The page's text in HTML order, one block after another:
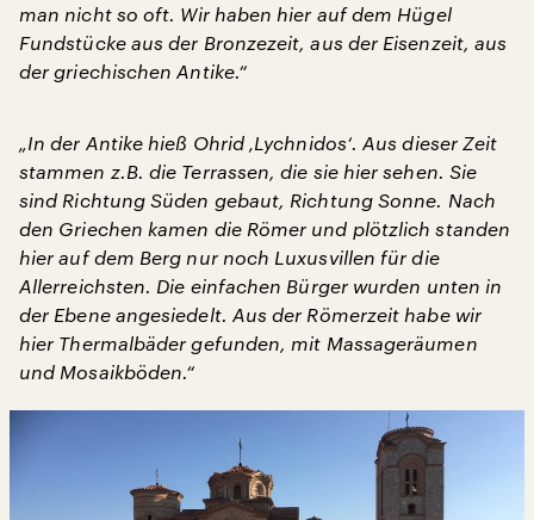
man nicht so oft. Wir haben hier auf dem Hügel
Fundstücke aus der Bronzezeit, aus der Eisenzeit, aus
der griechischen Antike.“
„In der Antike hieß Ohrid ‚Lychnidos‘. Aus dieser Zeit
stammen z.B. die Terrassen, die sie hier sehen. Sie
sind Richtung Süden gebaut, Richtung Sonne. Nach
den Griechen kamen die Römer und plötzlich standen
hier auf dem Berg nur noch Luxusvillen für die
Allerreichsten. Die einfachen Bürger wurden unten in
der Ebene angesiedelt. Aus der Römerzeit habe wir
hier Thermalbäder gefunden, mit Massageräumen
und Mosaikböden.“